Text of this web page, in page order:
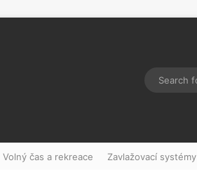
Switch skin
Volný čas a rekreace Zavlažovací systémy